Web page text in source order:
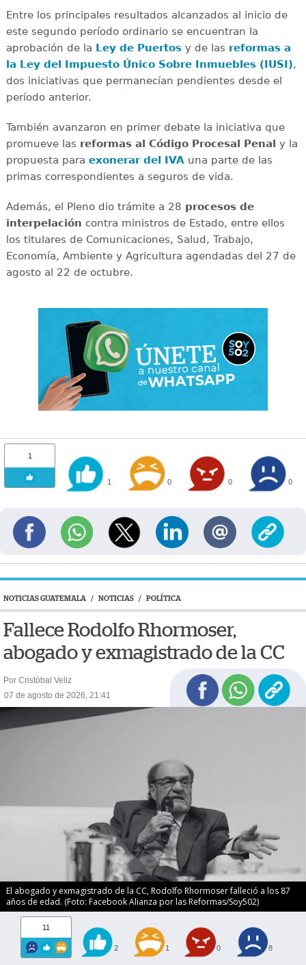
Entre los principales resultados alcanzados al inicio de
este segundo período ordinario se encuentran la
aprobación de la Ley de Puertos y de las reformas a
la Ley del Impuesto Único Sobre Inmuebles (IUSI),
dos iniciativas que permanecían pendientes desde el
período anterior.
También avanzaron en primer debate la iniciativa que
promueve las reformas al Código Procesal Penal y la
propuesta para exonerar del IVAuna parte de las
primas correspondientes a seguros de vida.
Además, el Pleno dio trámite a 28 procesos de
interpelación contra ministros de Estado, entre ellos
los titulares de Comunicaciones, Salud, Trabajo,
Economía, Ambiente y Agricultura agendadas del 27 de
agosto al 22 de octubre.
1
1 0 0 0
NOTICIAS GUATEMALA / NOTICIAS / POLÍTICA
Fallece Rodolfo Rhormoser,
abogado y exmagistrado de la CC
Por Cristóbal Veliz
07 de agosto de 2026, 21:41
El abogado y exmagistrado de la CC, Rodolfo Rhormoser falleció a los 87
años de edad. (Foto: Facebook Alianza por las Reformas/Soy502)
11
2 1 0 8